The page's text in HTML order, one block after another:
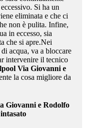
Si ha un
eliminata e che ci
non è pulita. Infine,
in eccesso, sia
che si apre.Nei
acqua, va a bloccare
intervenire il tecnico
Via Giovanni e
la cosa migliore da
Giovanni e Rodolfo